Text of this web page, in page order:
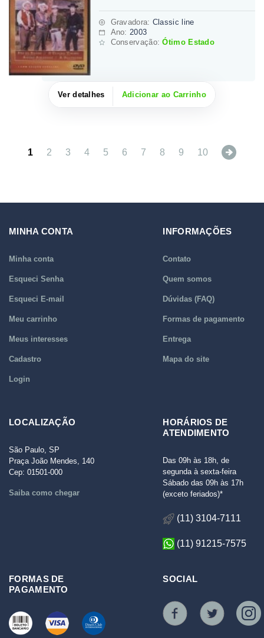
Gravadora: Classic line
Ano: 2003
Conservação:Ótimo Estado
Ver detalhes Adicionar ao Carrinho
1 2 3 4 5 6 7 8 9 10 Next
MINHA CONTA
Minha conta
Esqueci Senha
Esqueci E-mail
Meu carrinho
Meus interesses
Cadastro
Login
INFORMAÇÕES
Contato
Quem somos
Dúvidas (FAQ)
Formas de pagamento
Entrega
Mapa do site
LOCALIZAÇÃO
São Paulo, SP
Praça João Mendes, 140
Cep: 01501-000
Saiba como chegar
HORÁRIOS DE
ATENDIMENTO
Das 09h às 18h, de
segunda à sexta-feira
Sábado das 09h às 17h
(exceto feriados)*
(11) 3104-7111
(11) 91215-7575
FORMAS DE
PAGAMENTO
SOCIAL